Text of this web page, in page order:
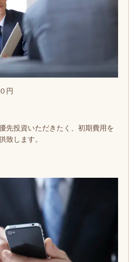
円
先投資いただきたく、初期費用を
致します。